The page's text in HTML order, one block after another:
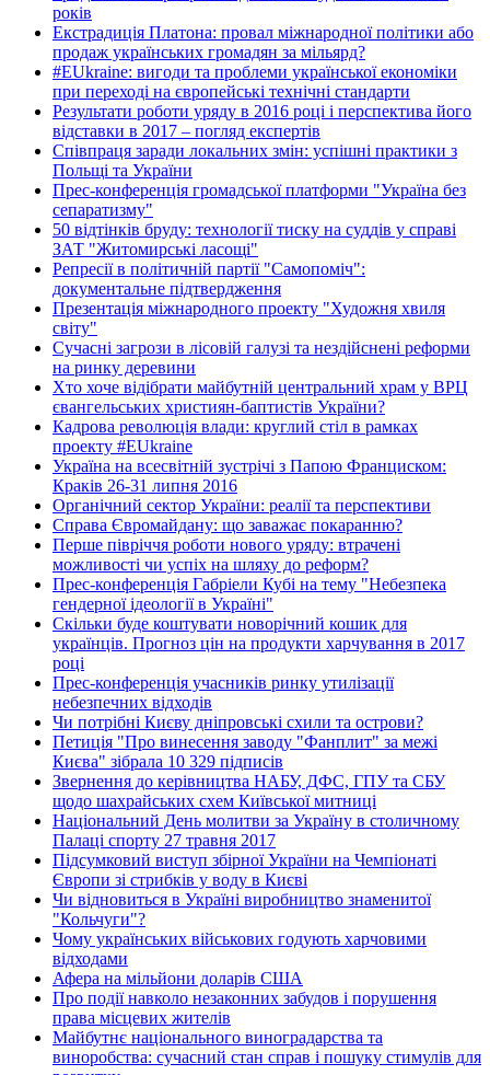
років
Екстрадиція Платона: провал міжнародної політики або
продаж українських громадян за мільярд?
#EUkraine: вигоди та проблеми української економіки
при переході на європейські технічні стандарти
Результати роботи уряду в 2016 році і перспектива його
відставки в 2017 – погляд експертів
Співпраця заради локальних змін: успішні практики з
Польщі та України
Прес-конференція громадської платформи "Україна без
сепаратизму"
50 відтінків бруду: технології тиску на суддів у справі
ЗАТ "Житомирські ласощі"
Репресії в політичній партії "Самопоміч":
документальне підтвердження
Презентація міжнародного проекту "Художня хвиля
світу"
Сучасні загрози в лісовій галузі та нездійснені реформи
на ринку деревини
Хто хоче відібрати майбутній центральний храм у ВРЦ
євангельських християн-баптистів України?
Кадрова революція влади: круглий стіл в рамках
проекту #EUkraine
Україна на всесвітній зустрічі з Папою Франциском:
Краків 26-31 липня 2016
Органічний сектор України: реалії та перспективи
Справа Євромайдану: що заважає покаранню?
Перше півріччя роботи нового уряду: втрачені
можливості чи успіх на шляху до реформ?
Прес-конференція Габріели Кубі на тему "Небезпека
гендерної ідеології в Україні"
Скільки буде коштувати новорічний кошик для
українців. Прогноз цін на продукти харчування в 2017
році
Прес-конференція учасників ринку утилізації
небезпечних відходів
Чи потрібні Києву дніпровські схили та острови?
Петиція "Про винесення заводу "Фанплит" за межі
Києва" зібрала 10 329 підписів
Звернення до керівництва НАБУ, ДФС, ГПУ та СБУ
щодо шахрайських схем Київської митниці
Національний День молитви за Україну в столичному
Палаці спорту 27 травня 2017
Підсумковий виступ збірної України на Чемпіонаті
Європи зі стрибків у воду в Києві
Чи відновиться в Україні виробництво знаменитої
"Кольчуги"?
Чому українських військових годують харчовими
відходами
Афера на мільйони доларів США
Про події навколо незаконних забудов і порушення
права місцевих жителів
Майбутнє національного виноградарства та
виноробства: сучасний стан справ і пошуку стимулів для